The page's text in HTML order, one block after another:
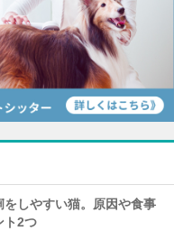
をしやすい猫。原因や食事
ト2つ